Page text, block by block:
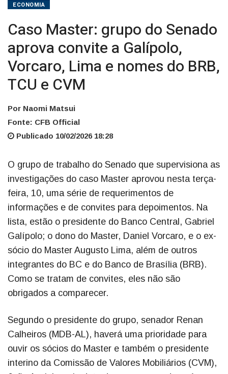
ECONOMIA
Caso Master: grupo do Senado
aprova convite a Galípolo,
Vorcaro, Lima e nomes do BRB,
TCU e CVM
Por Naomi Matsui
Fonte: CFB Official
Publicado 10/02/2026 18:28
O grupo de trabalho do Senado que supervisiona as
investigações do caso Master aprovou nesta terça-
feira, 10, uma série de requerimentos de
informações e de convites para depoimentos. Na
lista, estão o presidente do Banco Central, Gabriel
Galípolo; o dono do Master, Daniel Vorcaro, e o ex-
sócio do Master Augusto Lima, além de outros
integrantes do BC e do Banco de Brasília (BRB).
Como se tratam de convites, eles não são
obrigados a comparecer.
Segundo o presidente do grupo, senador Renan
Calheiros (MDB-AL), haverá uma prioridade para
ouvir os sócios do Master e também o presidente
interino da Comissão de Valores Mobiliários (CVM),